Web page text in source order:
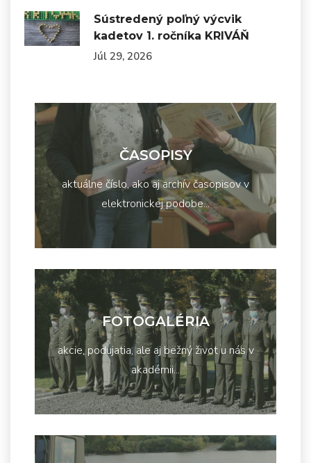
Sústredený poľný výcvik
kadetov 1. ročníka KRIVÁŇ
Júl 29, 2026
ČASOPISY
aktuálne číslo, ako aj archív časopisov v
elektronickej podobe...
FOTOGALÉRIA
akcie, podujatia, ale aj bežný život u nás v
akadémii...